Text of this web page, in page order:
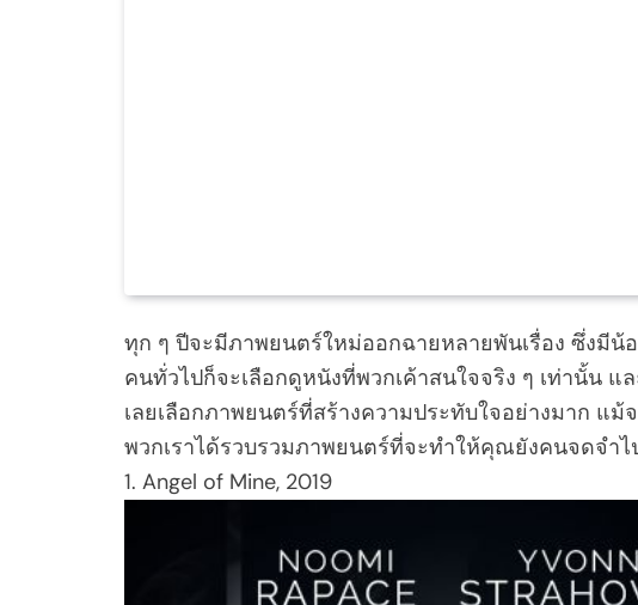
ทุก ๆ ปีจะมีภาพยนตร์ใหม่ออกฉายหลายพันเรื่อง ซึ่งมีน้
คนทั่วไปก็จะเลือกดูหนังที่พวกเค้าสนใจจริง ๆ เท่านั้น แ
เลยเลือกภาพยนตร์ที่สร้างความประทับใจอย่างมาก แม้
พวกเราได้รวบรวมภาพยนตร์ที่จะทำให้คุณยังคนจดจำไ
1. Angel of Mine, 2019